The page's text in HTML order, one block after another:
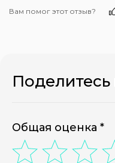
Вам помог этот отзыв?
Общая оценка *